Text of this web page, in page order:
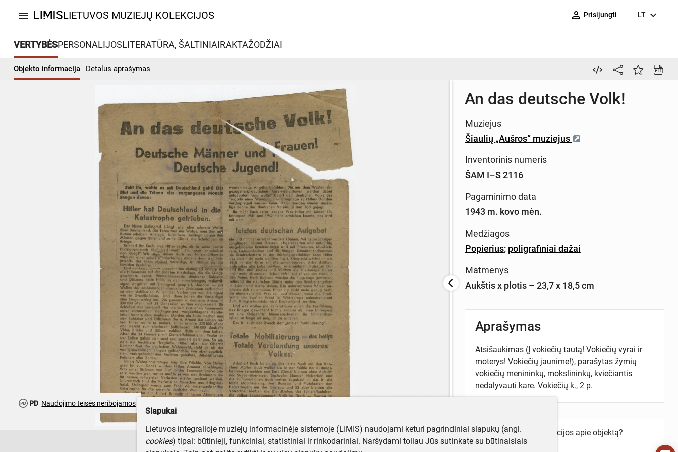
menu LIETUVOS MUZIEJŲ KOLEKCIJOS person_outline Prisijungti LT expand_more
VERTYBĖSPERSONALIJOSLITERATŪRA, ŠALTINIAIRAKTAŽODŽIAI
Objekto informacija Detalus aprašymas
PD Naudojimo teisės neribojamos
An das deutsche Volk!
Muziejus
Šiaulių „Aušros“ muziejus
Inventorinis numeris
ŠAM I–S 2116
Pagaminimo data
1943 m. kovo mėn.
Medžiagos
Popierius; poligrafiniai dažai
Matmenys
Aukštis x plotis – 23,7 x 18,5 cm
Aprašymas
Atsišaukimas (Į vokiečių tautą! Vokiečių vyrai ir
moterys! Vokiečių jaunime!), parašytas žymių
vokiečių menininkų, mokslininkų, kviečiantis
nedalyvauti kare. Vokiečių k., 2 p.
Turite daugiau informacijos apie objektą?
Parašykite mums!
Slapukai
Lietuvos integralioje muziejų informacinėje sistemoje (LIMIS) naudojami keturi pagrindiniai slapukų (angl.
cookies) tipai: būtinieji, funkciniai, statistiniai ir rinkodariniai. Naršydami toliau Jūs sutinkate su būtinaisiais